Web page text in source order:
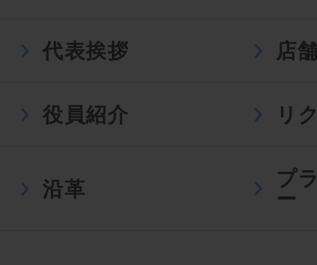
代表挨拶 店
役員紹介 リ
沿革
プ
ー